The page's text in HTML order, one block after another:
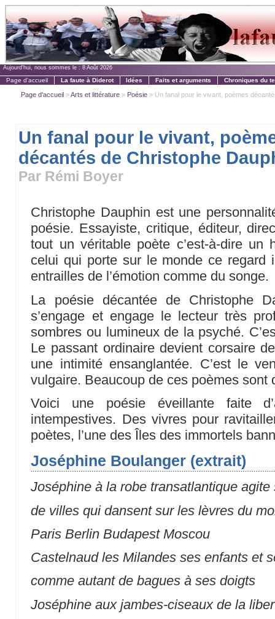
Aujourd'hui, nous sommes le : 8 Août 2026
Page d'accueil La faute à Diderot Idées Faits et arguments Chroniques du
Page d'accueil »Arts et littérature » Poésie » Un fanal pour le vivant, poèmes
Un fanal pour le vivant,
décantés de Christophe
Par Rémi Boyer
Christophe Dauphin est une
poésie. Essayiste, critique, éditeur,
tout un véritable poète c’est-à-dire un
celui qui porte sur le monde ce regard
entrailles de l’émotion comme du songe.
La poésie décantée de Christophe
s’engage et engage le lecteur très
sombres ou lumineux de la psyché.
Le passant ordinaire devient corsaire
une intimité ensanglantée. C’est le
vulgaire. Beaucoup de ces poèmes sont
Voici une poésie éveillante faite
intempestives. Des vivres pour
poètes, l’une des Îles des immortels
Joséphine Boulanger (extrait)
Joséphine à la robe transatlantique agite
de villes qui dansent sur les lèvres du
Paris Berlin Budapest Moscou
Castelnaud les Milandes ses enfants et
comme autant de bagues à ses doigts
Joséphine aux jambes-ciseaux de la